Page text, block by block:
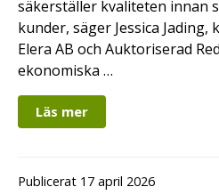
säkerställer kvaliteten innan
kunder, säger Jessica Jading,
Elera AB och Auktoriserad
ekonomiska …
Läs mer
Publicerat 17 april 2026